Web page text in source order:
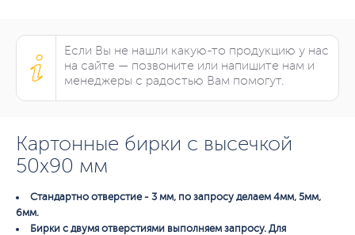
Если Вы не нашли какую-то продукцию у нас
на сайте — позвоните или напишите нам и
менеджеры с радостью Вам помогут.
Картонные бирки c высечкой
50х90 мм
Стандартно отверстие - 3 мм, по запросу делаем 4мм, 5мм,
6мм.
Бирки с двумя отверстиями выполняем запросу. Для